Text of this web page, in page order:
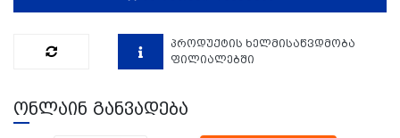
პროდუქტის ხელმისაწვდმობა
ფილიალებში
ონლაინ განვადება